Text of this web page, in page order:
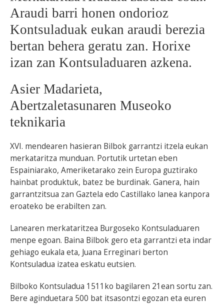
Araudi barri honen ondorioz
Kontsuladuak eukan araudi berezia
bertan behera geratu zan. Horixe
izan zan Kontsuladuaren azkena.
Asier Madarieta,
Abertzaletasunaren Museoko
teknikaria
XVI. mendearen hasieran Bilbok garrantzi itzela eukan
merkataritza munduan. Portutik urtetan eben
Espainiarako, Ameriketarako zein Europa guztirako
hainbat produktuk, batez be burdinak. Ganera, hain
garrantzitsua zan Gaztela edo Castillako lanea kanpora
eroateko be erabilten zan.
Lanearen merkataritzea Burgoseko Kontsuladuaren
menpe egoan. Baina Bilbok gero eta garrantzi eta indar
gehiago eukala eta, Juana Erreginari berton
Kontsuladua izatea eskatu eutsien.
Bilboko Kontsuladua 1511ko bagilaren 21ean sortu zan.
Bere aginduetara 500 bat itsasontzi egozan eta euren